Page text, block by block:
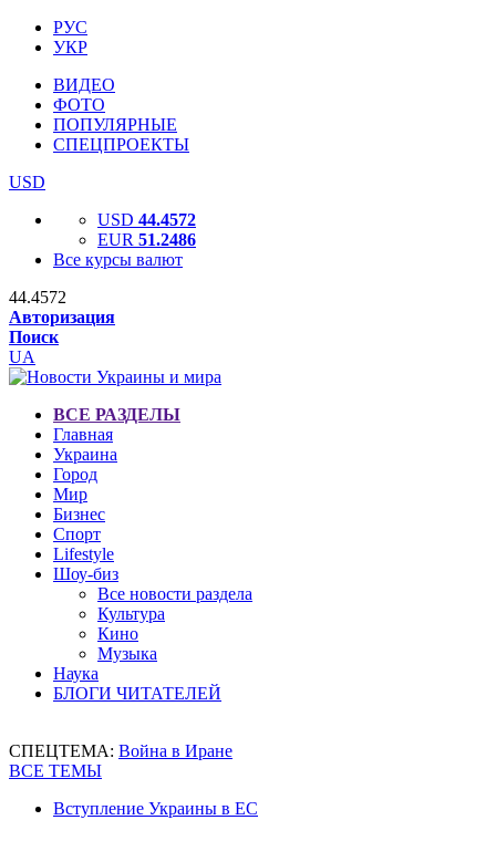
РУС
УКР
ВИДЕО
ФОТО
ПОПУЛЯРНЫЕ
СПЕЦПРОЕКТЫ
USD
USD 44.4572
EUR 51.2486
Все курсы валют
44.4572
Авторизация
Поиск
UA
ВСЕ РАЗДЕЛЫ
Главная
Украина
Город
Мир
Бизнес
Спорт
Lifestyle
Шоу-биз
Все новости раздела
Культура
Кино
Музыка
Наука
БЛОГИ ЧИТАТЕЛЕЙ
СПЕЦТЕМА: Война в Иране
ВСЕ ТЕМЫ
Вступление Украины в ЕС